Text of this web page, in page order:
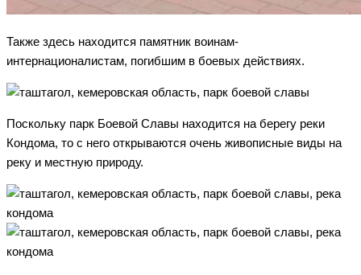
Также здесь находится памятник воинам-
интернационалистам, погибшим в боевых действиях.
Поскольку парк Боевой Славы находится на берегу реки
Кондома, то с него открываются очень живописные виды на
реку и местную природу.